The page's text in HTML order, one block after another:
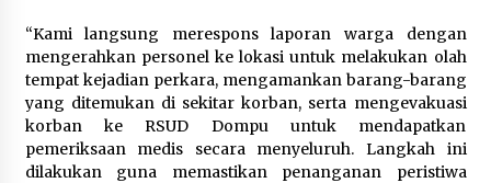
“Kami langsung merespons laporan warga dengan
mengerahkan personel ke lokasi untuk melakukan olah
tempat kejadian perkara, mengamankan barang-barang
yang ditemukan di sekitar korban, serta mengevakuasi
korban ke RSUD Dompu untuk mendapatkan
pemeriksaan medis secara menyeluruh. Langkah ini
dilakukan guna memastikan penanganan peristiwa